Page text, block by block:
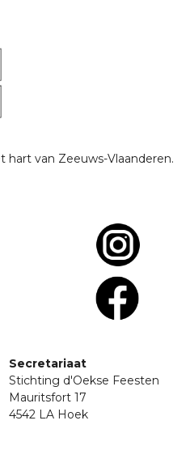
hart van Zeeuws-Vlaanderen.
Secretariaat
Stichting d'Oekse Feesten
Mauritsfort 17
4542 LA Hoek